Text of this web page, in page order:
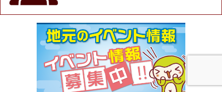
★ジモア限定特典★ お会計より全品5％OFF（ナチ
ュラル＆ハンドメイドショップ［マキマキ］）
[有効期限]2026年9月30日まで
【ジモア限定①】初回割引 特価 VIO脱毛11,000円
⇒8,800円（メンズ専門ワックス脱毛サロン Mickle
（ミックル））
[有効期限]2026年9月30日
【ジモア読者特典2】コース 3,500円→3,000円（料